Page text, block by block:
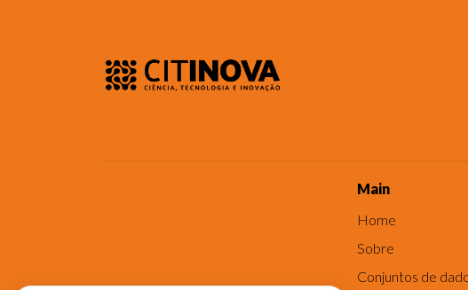
Main
Home
Sobre
Conjuntos de